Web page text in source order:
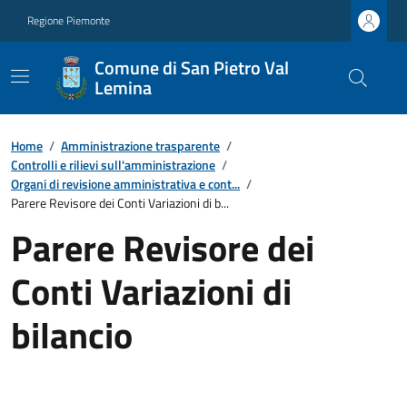
Regione Piemonte
Comune di San Pietro Val
Lemina
Home / Amministrazione trasparente /
Controlli e rilievi sull'amministrazione /
Organi di revisione amministrativa e cont... /
Parere Revisore dei Conti Variazioni di b...
Parere Revisore dei
Conti Variazioni di
bilancio